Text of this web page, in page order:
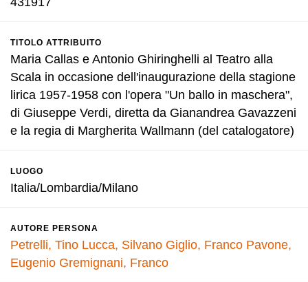
TITOLO ATTRIBUITO
Maria Callas e Antonio Ghiringhelli al Teatro alla
Scala in occasione dell'inaugurazione della stagione
lirica 1957-1958 con l'opera "Un ballo in maschera",
di Giuseppe Verdi, diretta da Gianandrea Gavazzeni
e la regia di Margherita Wallmann (del catalogatore)
LUOGO
Italia/Lombardia/Milano
AUTORE PERSONA
Petrelli, Tino Lucca, Silvano Giglio, Franco Pavone,
Eugenio Gremignani, Franco